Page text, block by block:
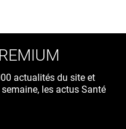
actualités du site et
les actus Santé